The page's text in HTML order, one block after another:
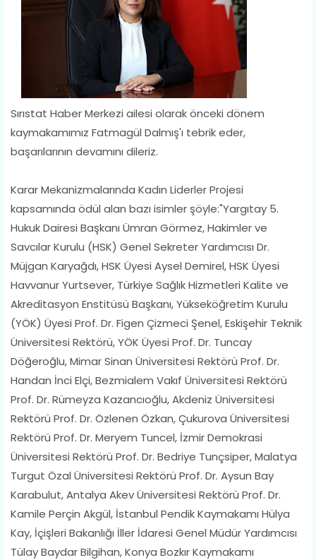
Sırıstat Haber Merkezi ailesi olarak önceki dönem
kaymakamımız Fatmagül Dalmış'ı tebrik eder,
başarılarının devamını dileriz.
Karar Mekanizmalarında Kadın Liderler Projesi
kapsamında ödül alan bazı isimler şöyle:"Yargıtay 5.
Hukuk Dairesi Başkanı Ümran Görmez, Hakimler ve
Savcılar Kurulu (HSK) Genel Sekreter Yardımcısı Dr.
Müjgan Karyağdı, HSK Üyesi Aysel Demirel, HSK Üyesi
Havvanur Yurtsever, Türkiye Sağlık Hizmetleri Kalite ve
Akreditasyon Enstitüsü Başkanı, Yükseköğretim Kurulu
(YÖK) Üyesi Prof. Dr. Figen Çizmeci Şenel, Eskişehir Teknik
Üniversitesi Rektörü, YÖK Üyesi Prof. Dr. Tuncay
Döğeroğlu, Mimar Sinan Üniversitesi Rektörü Prof. Dr.
Handan İnci Elçi, Bezmialem Vakıf Üniversitesi Rektörü
Prof. Dr. Rümeyza Kazancıoğlu, Akdeniz Üniversitesi
Rektörü Prof. Dr. Özlenen Özkan, Çukurova Üniversitesi
Rektörü Prof. Dr. Meryem Tuncel, İzmir Demokrasi
Üniversitesi Rektörü Prof. Dr. Bedriye Tunçsiper, Malatya
Turgut Özal Üniversitesi Rektörü Prof. Dr. Aysun Bay
Karabulut, Antalya Akev Üniversitesi Rektörü Prof. Dr.
Kamile Perçin Akgül, İstanbul Pendik Kaymakamı Hülya
Kay, İçişleri Bakanlığı İller İdaresi Genel Müdür Yardımcısı
Tülay Baydar Bilgihan, Konya Bozkır Kaymakamı